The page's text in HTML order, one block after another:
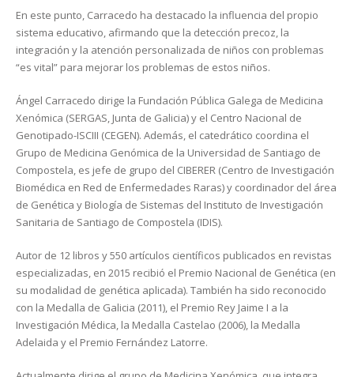
En este punto, Carracedo ha destacado la influencia del propio
sistema educativo, afirmando que la detección precoz, la
integración y la atención personalizada de niños con problemas
“es vital” para mejorar los problemas de estos niños.
Ángel Carracedo dirige la Fundación Pública Galega de Medicina
Xenómica (SERGAS, Junta de Galicia) y el Centro Nacional de
Genotipado-ISCIII (CEGEN). Además, el catedrático coordina el
Grupo de Medicina Genómica de la Universidad de Santiago de
Compostela, es jefe de grupo del CIBERER (Centro de Investigación
Biomédica en Red de Enfermedades Raras) y coordinador del área
de Genética y Biología de Sistemas del Instituto de Investigación
Sanitaria de Santiago de Compostela (IDIS).
Autor de 12 libros y 550 artículos científicos publicados en revistas
especializadas, en 2015 recibió el Premio Nacional de Genética (en
su modalidad de genética aplicada). También ha sido reconocido
con la Medalla de Galicia (2011), el Premio Rey Jaime I a la
Investigación Médica, la Medalla Castelao (2006), la Medalla
Adelaida y el Premio Fernández Latorre.